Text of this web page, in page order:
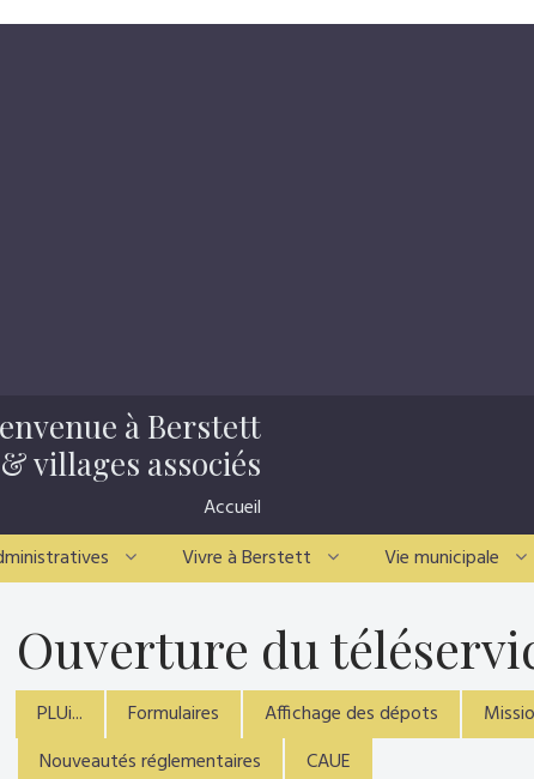
à Berstett
& villages associés
Accueil
Vivre à Berstett Vie municipale
Ouverture du
PLUi... Formulaires Affichage des dépots
Nouveautés réglementaires
CAUE